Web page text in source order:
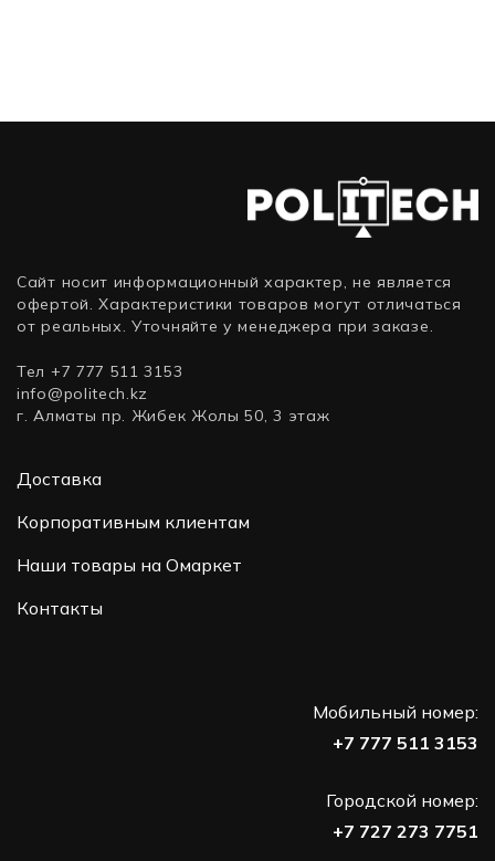
Сайт носит информационный характер, не является
офертой. Характеристики товаров могут отличаться
от реальных. Уточняйте у менеджера при заказе.
Тел +7 777 511 3153
info@politech.kz
г. Алматы пр. Жибек Жолы 50, 3 этаж
Доставка
Корпоративным клиентам
Наши товары на Омаркет
Контакты
Мобильный номер:
+7 777 511 3153
Городской номер:
+7 727 273 7751